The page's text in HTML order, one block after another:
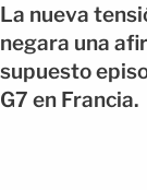
La nueva
negara una
supuesto
G7 en Francia.